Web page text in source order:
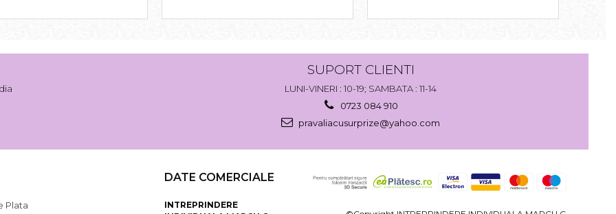
SUPORT CLIENTI
LUNI-VINERI : 10-19; SAMBATA : 11-14
0723 084 910
pravaliacusurprize@yahoo.com
Plata
DATE COMERCIALE
INTREPRINDERE